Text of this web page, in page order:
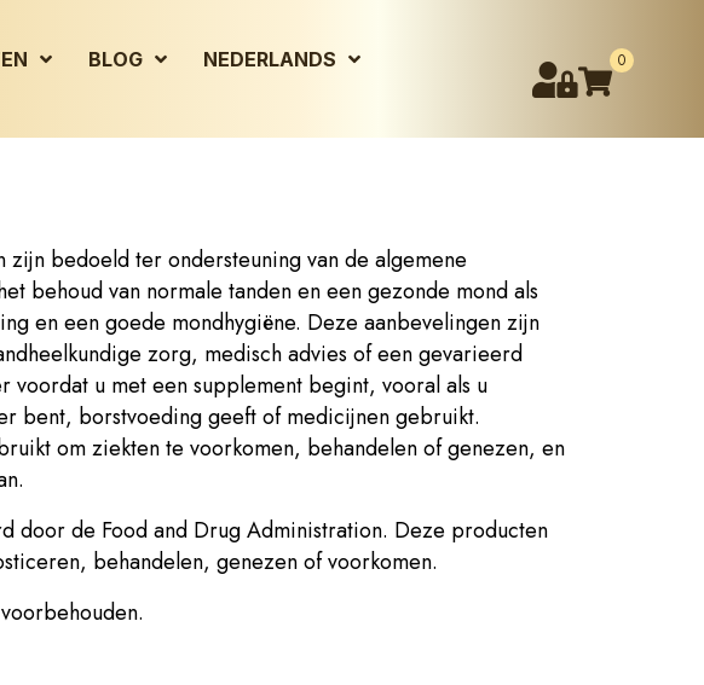
BLOG NEDERLANDS 0
zijn bedoeld ter ondersteuning van de algemene
behoud van normale tanden en een gezonde mond als
en een goede mondhygiëne. Deze aanbevelingen zijn
zorg, medisch advies of een gevarieerd
voordat u met een supplement begint, vooral als u
bent, borstvoeding geeft of medicijnen gebruikt.
om ziekten te voorkomen, behandelen of genezen, en
door de Food and Drug Administration. Deze producten
behandelen, genezen of voorkomen.